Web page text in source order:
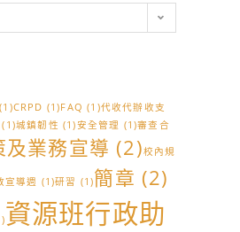
(1)CRPD (1)FAQ (1)代收代辦收支
(1)城鎮韌性 (1)安全管理 (1)審查合
及業務宣導 (2)校內規
宣導週 (1)研習 (1)簡章 (2)
資源班行政助